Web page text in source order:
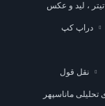
تیتر ، لید و عکس
دراپ کپ
نقل قول
تحلیلی ماناسپهر